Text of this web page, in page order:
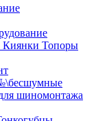
Киянки Топоры
шиномонтажа